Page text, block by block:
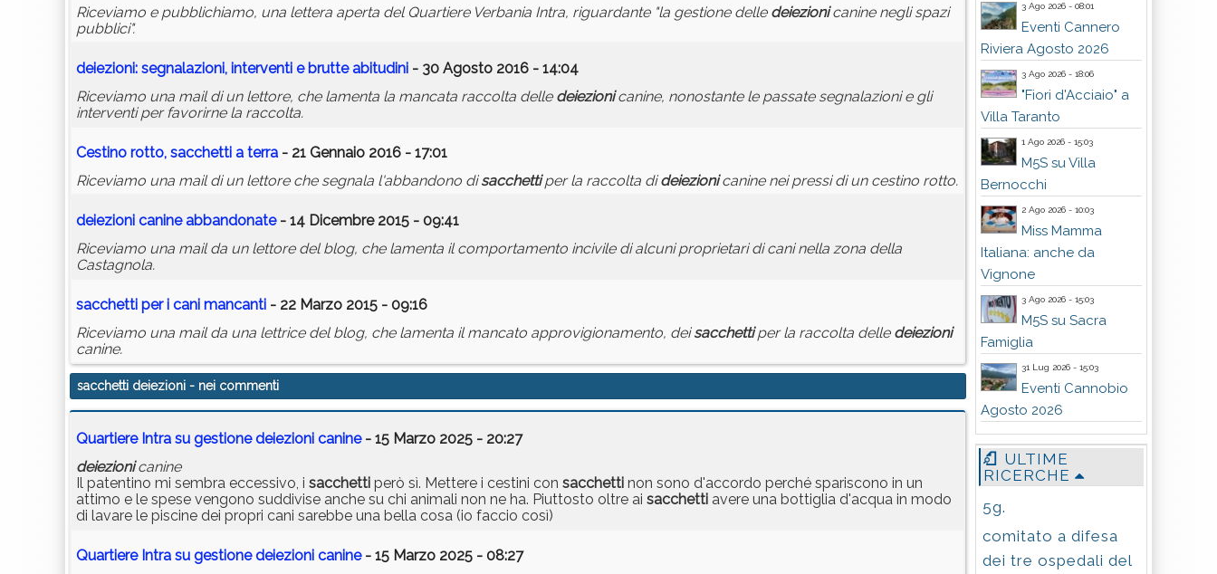
Riceviamo e pubblichiamo, una lettera aperta del Quartiere Verbania Intra, riguardante "la gestione delle deiezionicanine negli spazi
pubblici".
deiezioni: segnalazioni, interventi e brutte abitudini - 30 Agosto 2016 - 14:04
Riceviamo una mail di un lettore, che lamenta la mancata raccolta delle deiezionicanine, nonostante le passate segnalazioni e gli
interventi per favorirne la raccolta.
Cestino rotto, sacchetti a terra - 21 Gennaio 2016 - 17:01
Riceviamo una mail di un lettore che segnala l'abbandono disacchettiper la raccolta dideiezionicanine nei pressi di un cestino rotto.
deiezioni canine abbandonate- 14 Dicembre 2015 - 09:41
Riceviamo una mail da un lettore del blog, che lamenta il comportamento incivile di alcuni proprietari di cani nella zona della
Castagnola.
sacchetti per i cani mancanti - 22 Marzo 2015 - 09:16
Riceviamo una mail da una lettrice del blog, che lamenta il mancato approvigionamento, deisacchettiper la raccolta delle deiezioni
canine.
sacchetti deiezioni - nei commenti
Quartiere Intra su gestione deiezioni canine- 15 Marzo 2025 - 20:27
deiezionicanine
Il patentino mi sembra eccessivo, i sacchetti però sì. Mettere i cestini con sacchetti non sono d'accordo perché spariscono in un
attimo e le spese vengono suddivise anche su chi animali non ne ha. Piuttosto oltre ai sacchetti avere una bottiglia d'acqua in modo
di lavare le piscine dei propri cani sarebbe una bella cosa (io faccio così)
Quartiere Intra su gestione deiezioni canine- 15 Marzo 2025 - 08:27
3 Ago 2026 - 08:01
Eventi Cannero
Riviera Agosto 2026
3 Ago 2026 - 18:06
"Fiori d'Acciaio" a
Villa Taranto
1 Ago 2026 - 15:03
M5S su Villa
Bernocchi
2 Ago 2026 - 10:03
Miss Mamma
Italiana: anche da
Vignone
3 Ago 2026 - 15:03
M5S su Sacra
Famiglia
31 Lug 2026 - 15:03
Eventi Cannobio
Agosto 2026
ULTIME
RICERCHE
5g.
comitato a difesa
dei tre ospedali del